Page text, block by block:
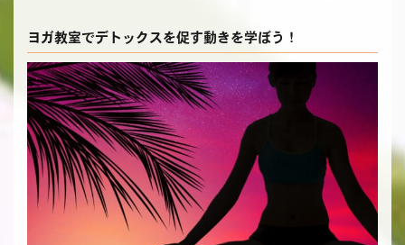
ヨガ教室でデトックスを促す動きを学ぼう！